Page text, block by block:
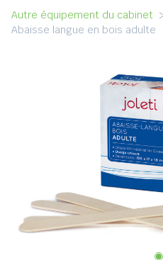
Autre équipement du cabinet
Abaisse langue en bois adulte